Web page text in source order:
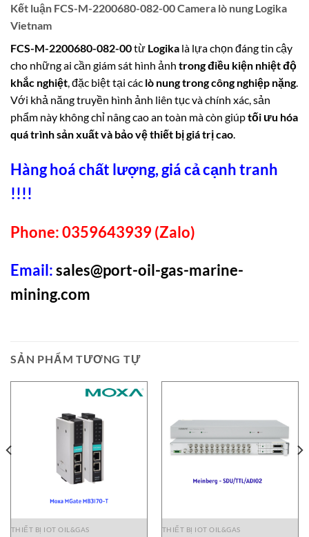
Kết luận FCS-M-2200680-082-00 Camera lò nung Logika
Vietnam
FCS-M-2200680-082-00từ Logika là lựa chọn đáng tin cậy
cho những ai cần giám sát hình ảnh trong điều kiện nhiệt độ
khắc nghiệt, đặc biệt tại các lò nung trong công nghiệp nặng.
Với khả năng truyền hình ảnh liên tục và chính xác, sản
phẩm này không chỉ nâng cao an toàn mà còn giúptối ưu hóa
quá trình sản xuất và bảo vệ thiết bị giá trị cao.
Hàng hoá chất lượng, giá cả cạnh tranh
!!!!
Phone: 0359643939 (Zalo)
Email:sales@port-oil-gas-marine-
mining.com
SẢN PHẨM TƯƠNG TỰ
THIẾT BỊ IOT OIL&GAS THIẾT BỊ IOT OIL&GAS